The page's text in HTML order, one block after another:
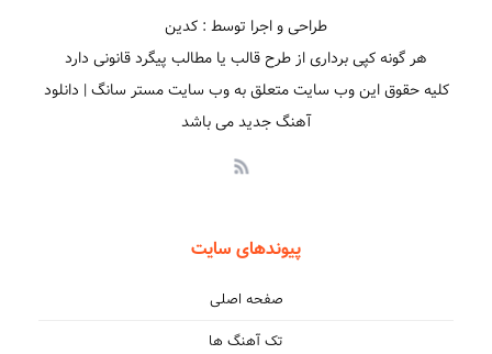
طراحی و اجرا توسط : کدین
هر گونه کپی برداری از طرح قالب یا مطالب پیگرد قانونی دارد
کلیه حقوق این وب سایت متعلق به وب سایت مستر سانگ | دانلود
آهنگ جدید می باشد
پیوندهای سایت
صفحه اصلی
تک آهنگ ها